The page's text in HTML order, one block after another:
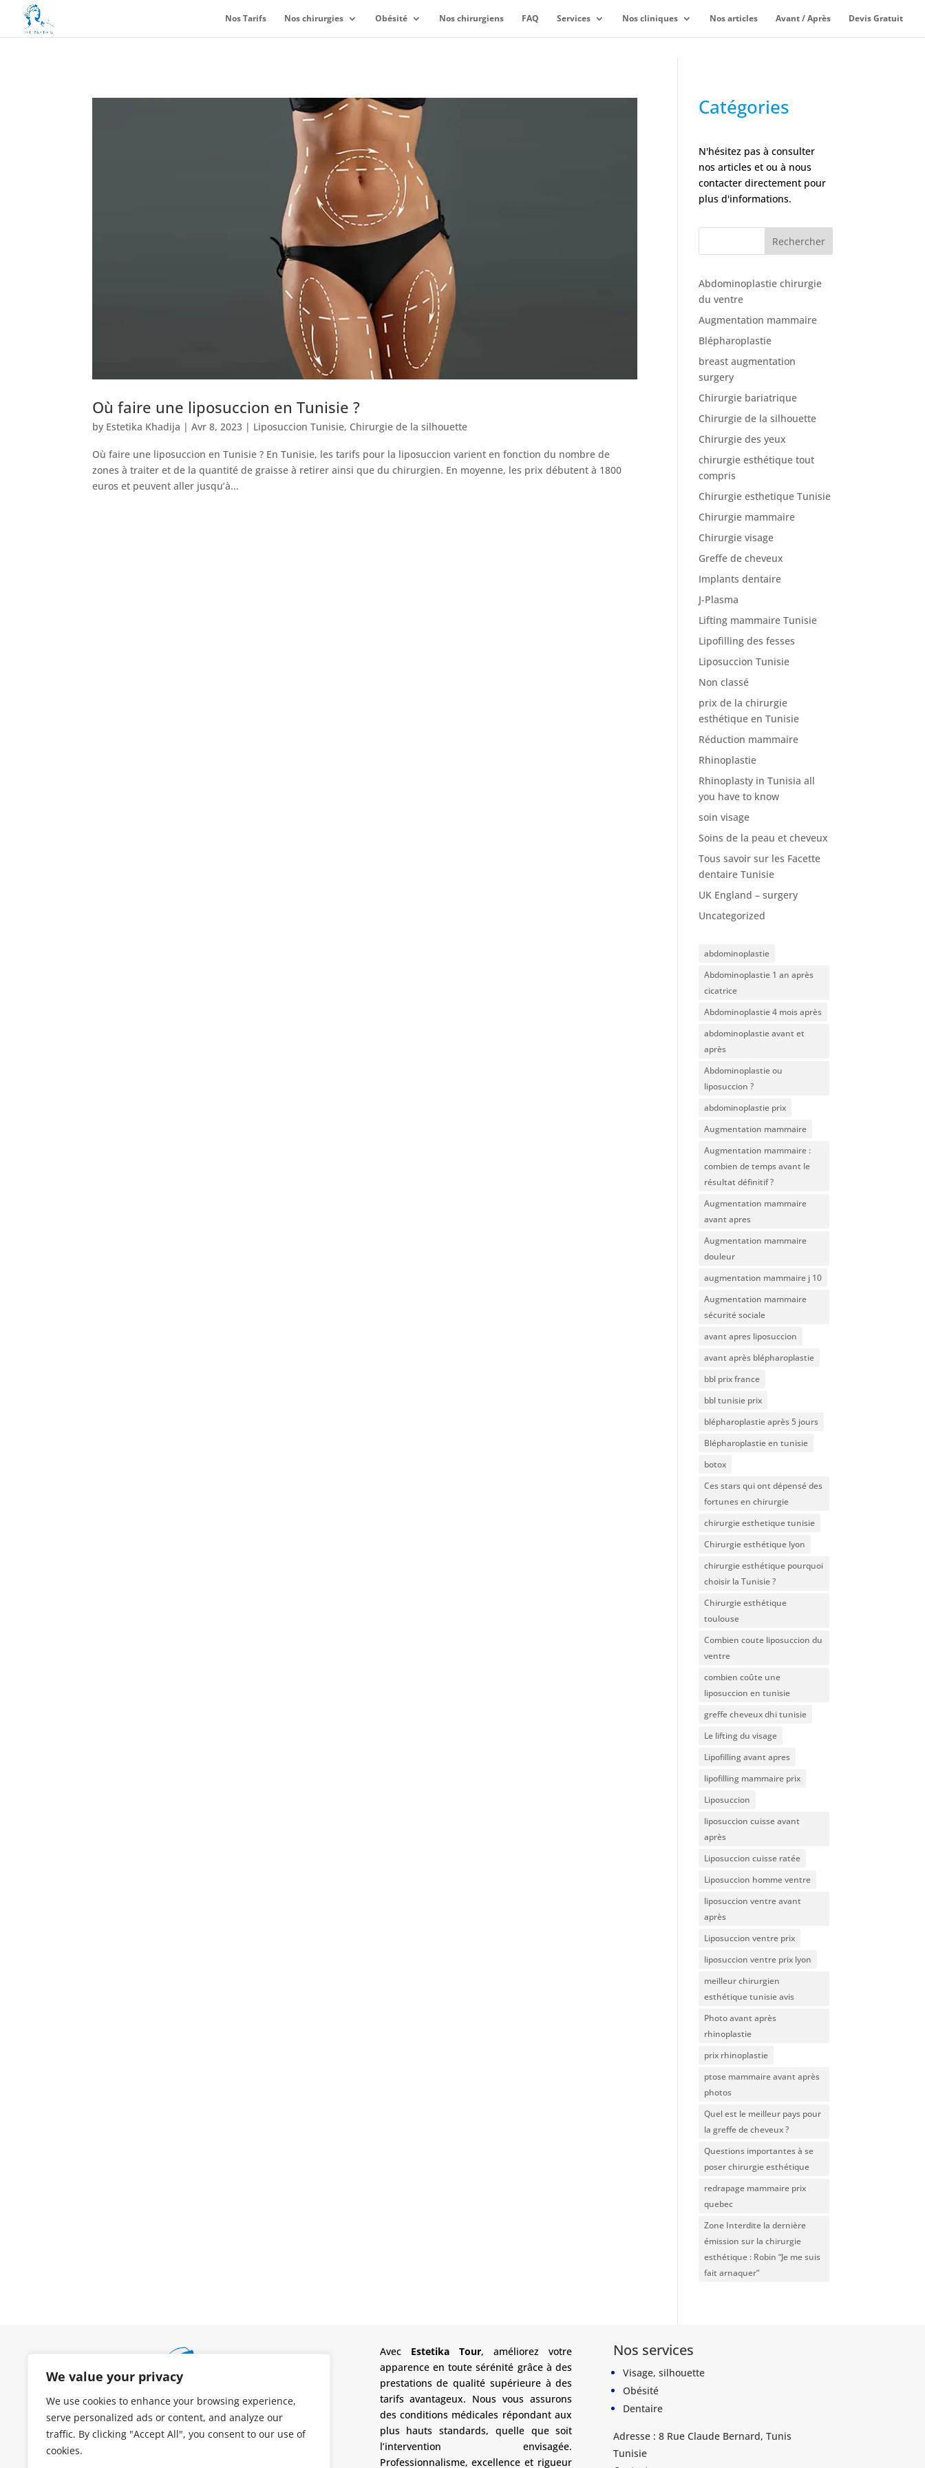
We value your privacy
We use cookies to enhance your browsing experience,
serve personalized ads or content, and analyze our
traffic. By clicking "Accept All", you consent to our use of
cookies.
Nos Tarifs Nos chirurgies Obésité Nos chirurgiens FAQ Services Nos cliniques Nos articles Avant / Après Devis Gratuit
Où faire une liposuccion en Tunisie ?
by Estetika Khadija |Avr 8, 2023 | Liposuccion Tunisie, Chirurgie de la silhouette
Où faire une liposuccion en Tunisie ? En Tunisie, les tarifs pour la liposuccion varient en fonction du nombre de
zones à traiter et de la quantité de graisse à retirer ainsi que du chirurgien. En moyenne, les prix débutent à 1800
euros et peuvent aller jusqu’à...
Catégories
N'hésitez pas à consulter
nos articles et ou à nous
contacter directement pour
plus d'informations.
Rechercher
Abdominoplastie chirurgie
du ventre
Augmentation mammaire
Blépharoplastie
breast augmentation
surgery
Chirurgie bariatrique
Chirurgie de la silhouette
Chirurgie des yeux
chirurgie esthétique tout
compris
Chirurgie esthetique Tunisie
Chirurgie mammaire
Chirurgie visage
Greffe de cheveux
Implants dentaire
J-Plasma
Lifting mammaire Tunisie
Lipofilling des fesses
Liposuccion Tunisie
Non classé
prix de la chirurgie
esthétique en Tunisie
Réduction mammaire
Rhinoplastie
Rhinoplasty in Tunisia all
you have to know
soin visage
Soins de la peau et cheveux
Tous savoir sur les Facette
dentaire Tunisie
UK England – surgery
Uncategorized
abdominoplastie
Abdominoplastie 1 an après
cicatrice
Abdominoplastie 4 mois après
abdominoplastie avant et
après
Abdominoplastie ou
liposuccion ?
abdominoplastie prix
Augmentation mammaire
Augmentation mammaire :
combien de temps avant le
résultat définitif ?
Augmentation mammaire
avant apres
Augmentation mammaire
douleur
augmentation mammaire j 10
Augmentation mammaire
sécurité sociale
avant apres liposuccion
avant après blépharoplastie
bbl prix france
bbl tunisie prix
blépharoplastie après 5 jours
Blépharoplastie en tunisie
botox
Ces stars qui ont dépensé des
fortunes en chirurgie
chirurgie esthetique tunisie
Chirurgie esthétique lyon
chirurgie esthétique pourquoi
choisir la Tunisie ?
Chirurgie esthétique
toulouse
Combien coute liposuccion du
ventre​
combien coûte une
liposuccion en tunisie
greffe cheveux dhi tunisie
Le lifting du visage
Lipofilling avant apres
lipofilling mammaire prix
Liposuccion
liposuccion cuisse avant
après
Liposuccion cuisse ratée
Liposuccion homme ventre
liposuccion ventre avant
après
Liposuccion ventre prix
liposuccion ventre prix lyon
meilleur chirurgien
esthétique tunisie avis
Photo avant après
rhinoplastie
prix rhinoplastie
ptose mammaire avant après
photos
Quel est le meilleur pays pour
la greffe de cheveux ?
Questions importantes à se
poser chirurgie esthétique
redrapage mammaire prix
quebec
Zone Interdite la dernière
émission sur la chirurgie
esthétique : Robin “Je me suis
fait arnaquer”
Avec Estetika Tour, améliorez votre
apparence en toute sérénité grâce à des
prestations de qualité supérieure à des
tarifs avantageux. Nous vous assurons
des conditions médicales répondant aux
plus hauts standards, quelle que soit
l’intervention envisagée.
Professionnalisme, excellence et rigueur
Nos services
Visage, silhouette
Obésité
Dentaire
Adresse : 8 Rue Claude Bernard, Tunis
Tunisie